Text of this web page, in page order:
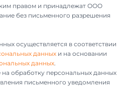
правом и принадлежат ООО
без письменного разрешения
осуществляется в соответствии
данных и на основании
данных.
на обработку персональных данных
письменного уведомления